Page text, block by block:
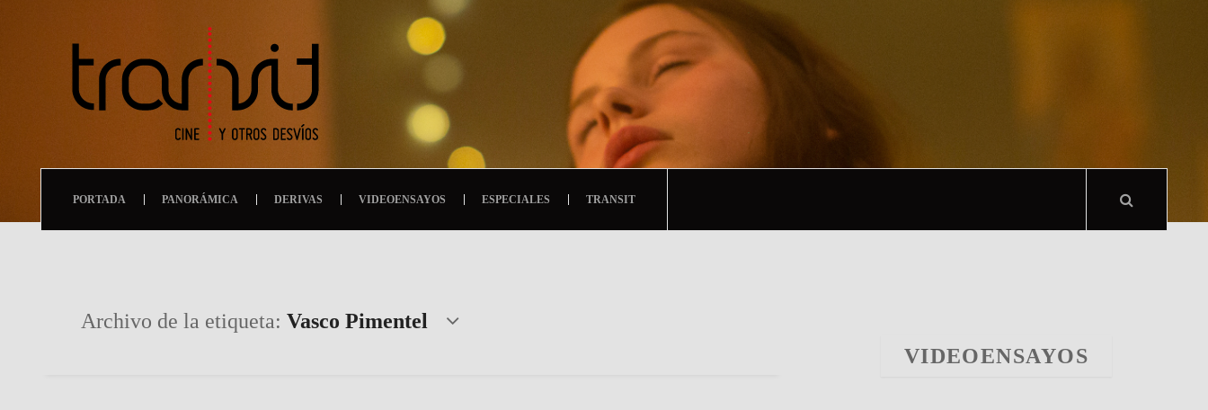
PORTADA PANORÁMICA DERIVAS VIDEOENSAYOS ESPECIALES TRANSIT
Archivo de la etiqueta: Vasco Pimentel
VIDEOENSAYOS